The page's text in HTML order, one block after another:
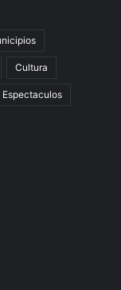
Cultura
Espectaculos